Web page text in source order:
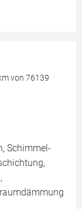
von 76139
Schimmel-